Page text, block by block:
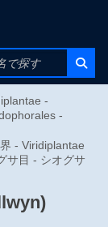
-
-
- Viridiplantae
サ目 - シオグサ